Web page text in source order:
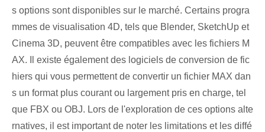
s options sont disponibles sur le marché. Certains progra
mmes de visualisation 4D, tels que Blender, SketchUp et
Cinema 3D, peuvent être compatibles avec les fichiers M
AX. Il existe également des logiciels de conversion de fic
hiers qui vous permettent de convertir un fichier MAX dan
s un format plus courant ou largement pris en charge, tel
que FBX ou OBJ. Lors de l'exploration de ces options alte
rnatives, il est important de noter les limitations et les diffé